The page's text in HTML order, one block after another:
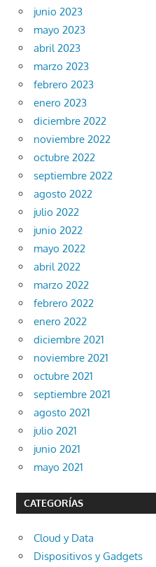
junio 2023
mayo 2023
abril 2023
marzo 2023
febrero 2023
enero 2023
diciembre 2022
noviembre 2022
octubre 2022
septiembre 2022
agosto 2022
julio 2022
junio 2022
mayo 2022
abril 2022
marzo 2022
febrero 2022
enero 2022
diciembre 2021
noviembre 2021
octubre 2021
septiembre 2021
agosto 2021
julio 2021
junio 2021
mayo 2021
CATEGORÍAS
Cloud y Data
Dispositivos y Gadgets